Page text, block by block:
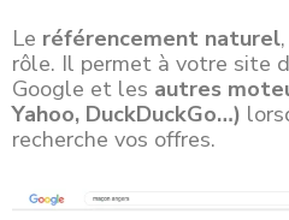
Le référencement naturel
rôle. Il permet à votre site
Google et les autres
Yahoo, DuckDuckGo…)
recherche vos offres.